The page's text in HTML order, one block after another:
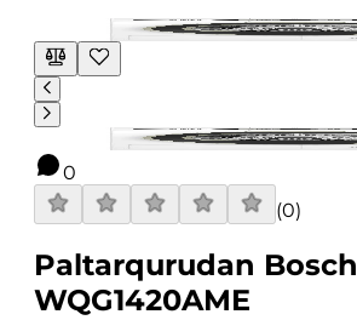
0
(0)
Paltarqurudan Bosch
WQG1420AME